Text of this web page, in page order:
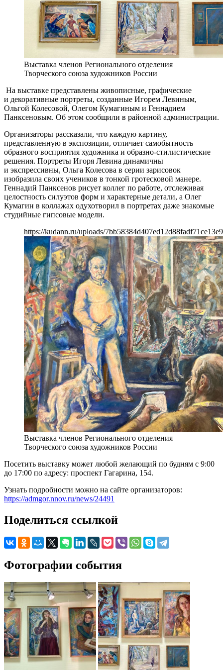
Выставка членов Регионального отделения
Творческого союза художников России
На выставке представлены живописные, графические
и декоративные портреты, созданные Игорем Левиным,
Ольгой Колесовой, Олегом Кумагиным и Геннадием
Панксеновым. Об этом сообщили в районной администрации.
Организаторы рассказали, что каждую картину,
представленную в экспозиции, отличает самобытность
образного восприятия художника и образно-стилистические
решения. Портреты Игоря Левина динамичны
и экспрессивны, Ольга Колесова в серии зарисовок
изобразила своих учеников в тонкой гротесковой манере.
Геннадий Панксенов рисует коллег по работе, отслеживая
целостность силуэтов форм и характерные детали, а Олег
Кумагин в коллажах одухотворил в портретах даже знакомые
студийные гипсовые модели.
https://kudann.ru/uploads/
Выставка членов Регионального отделения
Творческого союза художников России
Посетить выставку может любой желающий по будням с 9:00
до 17:00 по адресу: проспект Гагарина, 154.
Узнать подробности можно на сайте организаторов:
https://admgor.nnov.ru/news/24491
Поделиться ссылкой
Фотографии события